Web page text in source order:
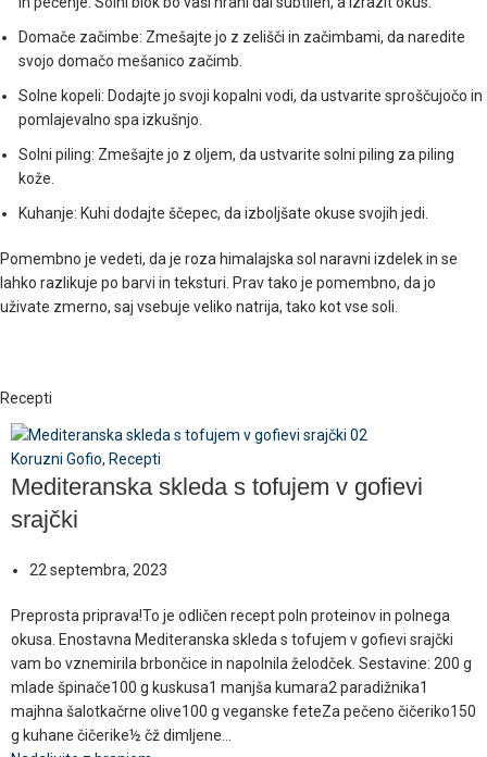
Domače začimbe: Zmešajte jo z zelišči in začimbami, da naredite
svojo domačo mešanico začimb.
Solne kopeli: Dodajte jo svoji kopalni vodi, da ustvarite sproščujočo in
pomlajevalno spa izkušnjo.
Solni piling: Zmešajte jo z oljem, da ustvarite solni piling za piling
kože.
Kuhanje: Kuhi dodajte ščepec, da izboljšate okuse svojih jedi.
Pomembno je vedeti, da je roza himalajska sol naravni izdelek in se
lahko razlikuje po barvi in teksturi. Prav tako je pomembno, da jo
uživate zmerno, saj vsebuje veliko natrija, tako kot vse soli.
Recepti
Koruzni Gofio, Recepti
Mediteranska skleda s tofujem v gofievi
srajčki
22 septembra, 2023
Preprosta priprava!To je odličen recept poln proteinov in polnega
okusa. Enostavna Mediteranska skleda s tofujem v gofievi srajčki
vam bo vznemirila brbončice in napolnila želodček. Sestavine: 200 g
mlade špinače100 g kuskusa1 manjša kumara2 paradižnika1
majhna šalotkačrne olive100 g veganske feteZa pečeno čičeriko150
g kuhane čičerike½ čž dimljene...